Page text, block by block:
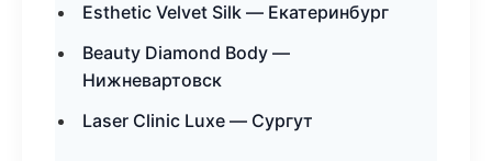
Esthetic Velvet Silk — Екатеринбург
Beauty Diamond Body —
Нижневартовск
Laser Clinic Luxe — Сургут